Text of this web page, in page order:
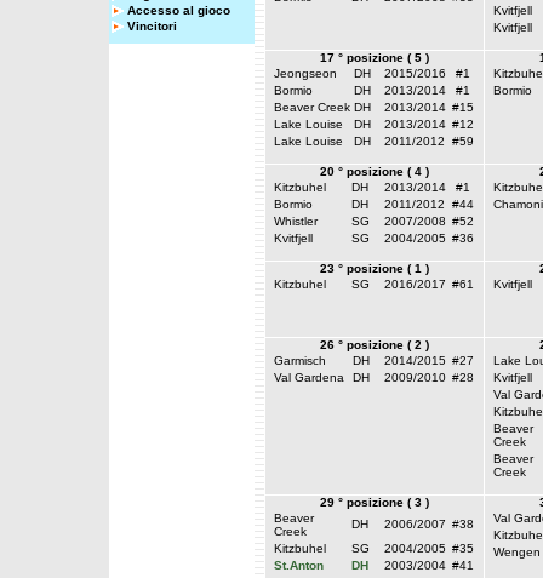
Accesso al gioco
Vincitori
Kvitfjell
Kvitfjell
17 ° posizione ( 5 )
Jeongseon
DH 2015/2016
#1
Bormio
DH 2013/2014
#1
Beaver Creek DH 2013/2014 #15
Lake Louise
DH 2013/2014 #12
Lake Louise
DH 2011/2012 #59
Bormio
20 ° posizione ( 4 )
Kitzbuhel
DH 2013/2014
#1
Bormio
DH 2011/2012
#44
Whistler
SG 2007/2008 #52
Kvitfjell
SG 2004/2005 #36
23 ° posizione ( 1 )
Kitzbuhel
SG 2016/2017 #61
Kvitfjell
26 ° posizione ( 2 )
Garmisch
DH 2014/2015 #27
Val Gardena
DH 2009/2010 #28
Lake
Kvitfjell
Val
Beaver
Creek
Beaver
Creek
29 ° posizione ( 3 )
Beaver
Creek
DH 2006/2007 #38
Kitzbuhel
SG 2004/2005 #35
St.Anton
DH 2003/2004 #41
Val
Wengen